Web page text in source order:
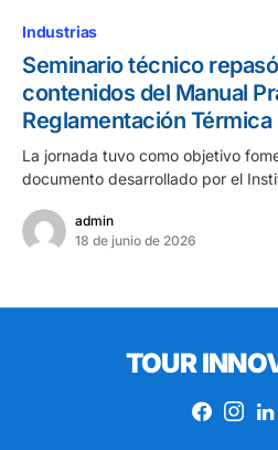
Industrias
Seminario técnico
contenidos del Manual
Reglamentación Térmica
La jornada tuvo como objetivo
documento desarrollado por el
admin
18 de junio de 2026
TOUR